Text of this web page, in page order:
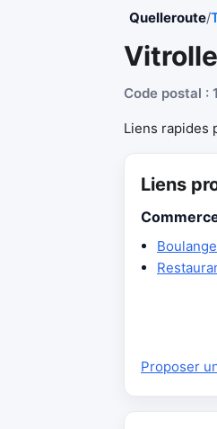
Quelleroute/
Code postal :
Liens rapides
Liens
Proposer